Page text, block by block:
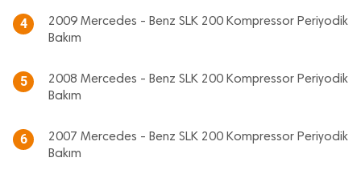
4
2009 Mercedes - Benz SLK 200 Kompressor Periyodik
Bakım
5
2008 Mercedes - Benz SLK 200 Kompressor Periyodik
Bakım
6
2007 Mercedes - Benz SLK 200 Kompressor Periyodik
Bakım